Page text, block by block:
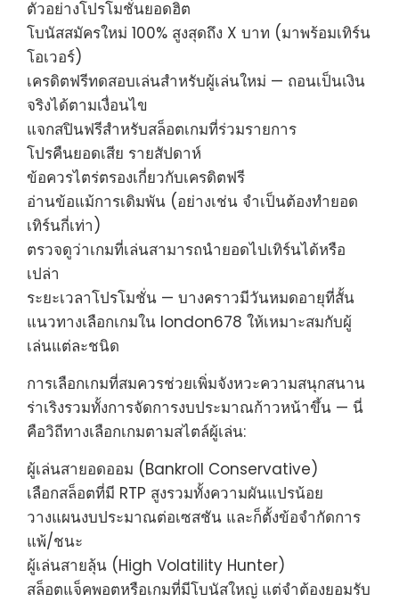
ตัวอย่างโปรโมชั่นยอดฮิต
โบนัสสมัครใหม่ 100% สูงสุดถึง X บาท (มาพร้อมเทิร์น
โอเวอร์)
เครดิตฟรีทดสอบเล่นสำหรับผู้เล่นใหม่ — ถอนเป็นเงิน
จริงได้ตามเงื่อนไข
แจกสปินฟรีสำหรับสล็อตเกมที่ร่วมรายการ
โปรคืนยอดเสีย รายสัปดาห์
ข้อควรไตร่ตรองเกี่ยวกับเครดิตฟรี
อ่านข้อแม้การเดิมพัน (อย่างเช่น จำเป็นต้องทำยอด
เทิร์นกี่เท่า)
ตรวจดูว่าเกมที่เล่นสามารถนำยอดไปเทิร์นได้หรือ
เปล่า
ระยะเวลาโปรโมชั่น — บางคราวมีวันหมดอายุที่สั้น
แนวทางเลือกเกมใน london678 ให้เหมาะสมกับผู้
เล่นแต่ละชนิด
การเลือกเกมที่สมควรช่วยเพิ่มจังหวะความสนุกสนาน
ร่าเริงรวมทั้งการจัดการงบประมาณก้าวหน้าขึ้น — นี่
คือวิถีทางเลือกเกมตามสไตล์ผู้เล่น:
ผู้เล่นสายอดออม (Bankroll Conservative)
เลือกสล็อตที่มี RTP สูงรวมทั้งความผันแปรน้อย
วางแผนงบประมาณต่อเซสชัน และก็ตั้งข้อจำกัดการ
แพ้/ชนะ
ผู้เล่นสายลุ้น (High Volatility Hunter)
สล็อตแจ็คพอตหรือเกมที่มีโบนัสใหญ่ แต่จำต้องยอมรับ